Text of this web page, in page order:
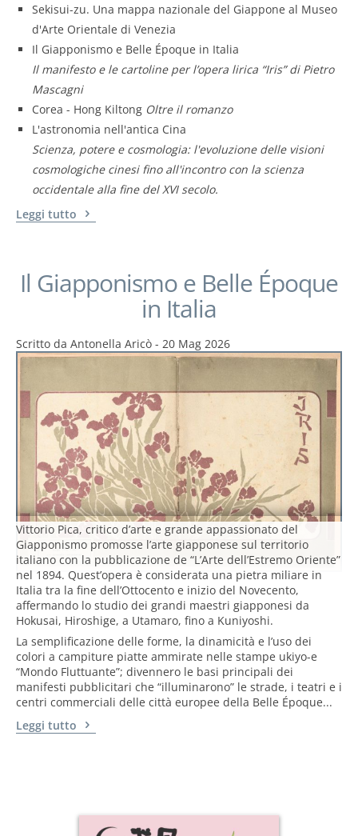
Sekisui-zu. Una mappa nazionale del Giappone al Museo
d'Arte Orientale di Venezia
Il Giapponismo e Belle Époque in Italia
Il manifesto e le cartoline per l’opera lirica “Iris” di Pietro
Mascagni
Corea - Hong Kiltong Oltre il romanzo
L'astronomia nell'antica Cina
Scienza, potere e cosmologia: l'evoluzione delle visioni
cosmologiche cinesi fino all'incontro con la scienza
occidentale alla fine del XVI secolo.
Leggi tutto
Il Giapponismo e Belle Époque
in Italia
Scritto da Antonella Aricò - 20 Mag 2026
Vittorio Pica, critico d’arte e grande appassionato del
Giapponismo promosse l’arte giapponese sul territorio
italiano con la pubblicazione de “L’Arte dell’Estremo Oriente”
nel 1894. Quest’opera è considerata una pietra miliare in
Italia tra la fine dell’Ottocento e inizio del Novecento,
affermando lo studio dei grandi maestri giapponesi da
Hokusai, Hiroshige, a Utamaro, fino a Kuniyoshi.
La semplificazione delle forme, la dinamicità e l’uso dei
colori a campiture piatte ammirate nelle stampe ukiyo-e
“Mondo Fluttuante”; divennero le basi principali dei
manifesti pubblicitari che “illuminarono” le strade, i teatri e i
centri commerciali delle città europee della Belle Époque...
Leggi tutto